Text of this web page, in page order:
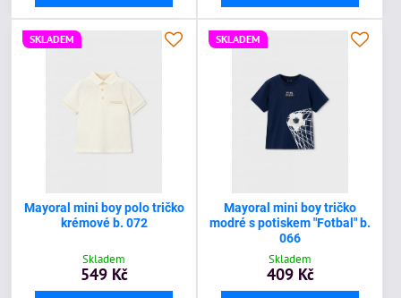
SKLADEM
Mayoral mini boy polo tričko
krémové b. 072
Skladem
549 Kč
SKLADEM
Mayoral mini boy tričko
modré s potiskem "Fotbal" b.
066
Skladem
409 Kč